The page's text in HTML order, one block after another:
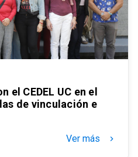
el CEDEL UC en el
de vinculación e
Ver más keyboard_arrow_right